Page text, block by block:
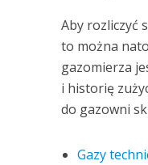
Aby rozliczyć
to można
gazomierza
i historię
do gazowni
Gazy